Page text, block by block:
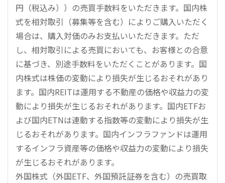
円（税込み））の売買手数料をいただきます。国内株
式を相対取引（募集等を含む）によりご購入いただく
場合は、購入対価のみお支払いいただきます。ただ
し、相対取引による売買においても、お客様との合意
に基づき、別途手数料をいただくことがあります。国
内株式は株価の変動により損失が生じるおそれがあり
ます。国内REITは運用する不動産の価格や収益力の変
動により損失が生じるおそれがあります。国内ETFお
よび国内ETNは連動する指数等の変動により損失が生
じるおそれがあります。国内インフラファンドは運用
するインフラ資産等の価格や収益力の変動により損失
が生じるおそれがあります。
外国株式（外国ETF、外国預託証券を含む）の売買取